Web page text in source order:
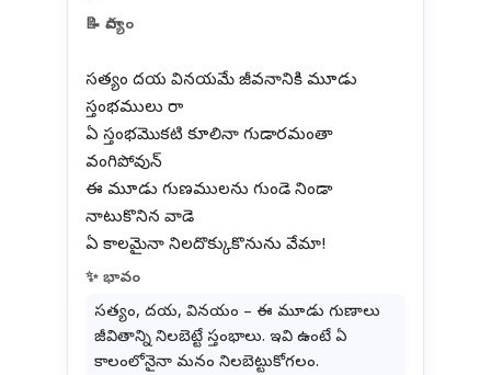
📝 పాద్యం
సత్యం దయ వినయమే జీవనానికి మూడు
స్తంభములు రా
ఏ స్తంభమొకటి కూలినా గుడారమంతా
వంగిపోవున్
ఈ మూడు గుణములను గుండె నిండా
నాటుకొనిన వాడె
✨ భావం
సత్యం, దయ, వినయం – ఈ మూడు గుణాలు
జీవితాన్ని నిలబెట్టే స్తంభాలు. ఇవి ఉంటే ఏ
కాలంలోనైనా మనం నిలబెట్టుకోగలం.